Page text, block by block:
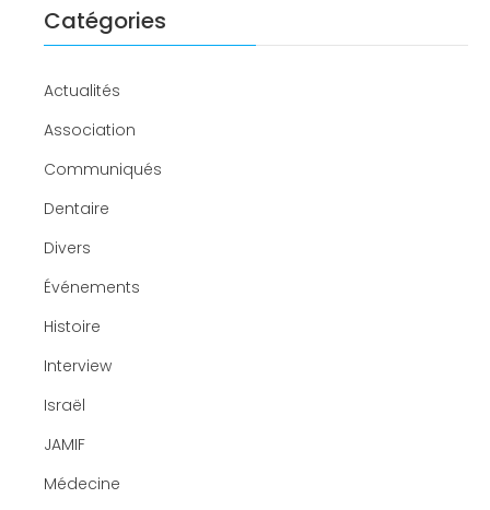
Catégories
Actualités
Association
Communiqués
Dentaire
Divers
Événements
Histoire
Interview
Israël
JAMIF
Médecine